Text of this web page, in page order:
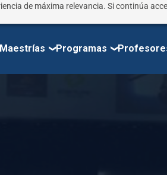
de máxima relevancia. Si continúa
Programas